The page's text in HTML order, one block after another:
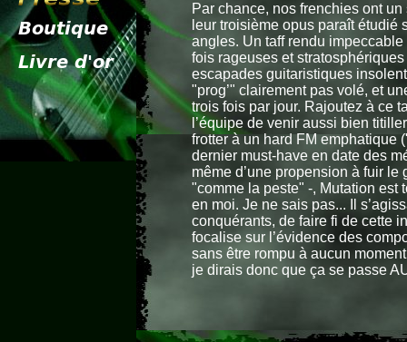
Par chance, nos frenchies ont
leur troisième opus paraît
angles. Un taff rendu
fois rageuses et
escapades guitaristiques
"prog’" clairement pas volé, et
trois fois par jour. Rajoutez à ce
l’équipe de venir aussi bien
frotter à un hard FM emphatique
dernier must-have en date des
même d’une propension à fuir
"comme la peste" -, Mutation est
en moi. Je ne sais pas... Il
conquérants, de faire fi de cette
focalise sur l’évidence des
sans être rompu à aucun
je dirais donc que ça se passe